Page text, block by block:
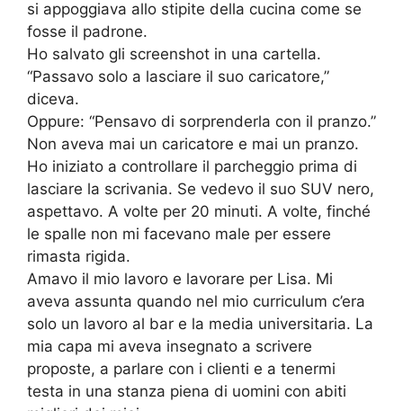
si appoggiava allo stipite della cucina come se
fosse il padrone.
Ho salvato gli screenshot in una cartella.
“Passavo solo a lasciare il suo caricatore,”
diceva.
Oppure: “Pensavo di sorprenderla con il pranzo.”
Non aveva mai un caricatore e mai un pranzo.
Ho iniziato a controllare il parcheggio prima di
lasciare la scrivania. Se vedevo il suo SUV nero,
aspettavo. A volte per 20 minuti. A volte, finché
le spalle non mi facevano male per essere
rimasta rigida.
Amavo il mio lavoro e lavorare per Lisa. Mi
aveva assunta quando nel mio curriculum c’era
solo un lavoro al bar e la media universitaria. La
mia capa mi aveva insegnato a scrivere
proposte, a parlare con i clienti e a tenermi
testa in una stanza piena di uomini con abiti